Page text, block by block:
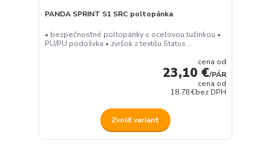
PANDA SPRINT S1 SRC poltopánka
• bezpečnostné poltopánky s oceľovou tužinkou •
PU/PU podošvka • zvršok z textilu Status ...
cena od
23,10 €/PÁR
cena od
18,78 €bez DPH
Zvoliť variant